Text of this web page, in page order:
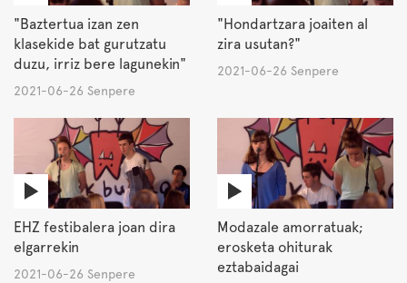
"Baztertua izan zen
klasekide bat gurutzatu
duzu, irriz bere lagunekin"
2021-06-26 Senpere
"Hondartzara joaiten al
zira usutan?"
2021-06-26 Senpere
EHZ festibalera joan dira
elgarrekin
2021-06-26 Senpere
Modazale amorratuak;
erosketa ohiturak
eztabaidagai